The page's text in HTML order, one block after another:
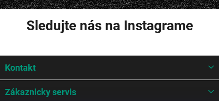
Sledujte nás na Instagrame
p
Kontakt
Zákaznicky servis